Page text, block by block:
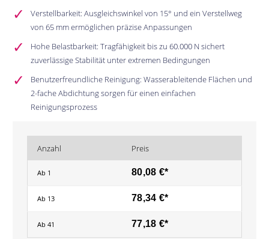
Verstellbarkeit: Ausgleichswinkel von 15° und ein Verstellweg
von 65 mm ermöglichen präzise Anpassungen
Hohe Belastbarkeit: Tragfähigkeit bis zu 60.000 N sichert
zuverlässige Stabilität unter extremen Bedingungen
Benutzerfreundliche Reinigung: Wasserableitende Flächen und
2-fache Abdichtung sorgen für einen einfachen
Reinigungsprozess
Anzahl Preis
Ab 1 80,08 €*
Ab 13 78,34 €*
Ab 41 77,18 €*